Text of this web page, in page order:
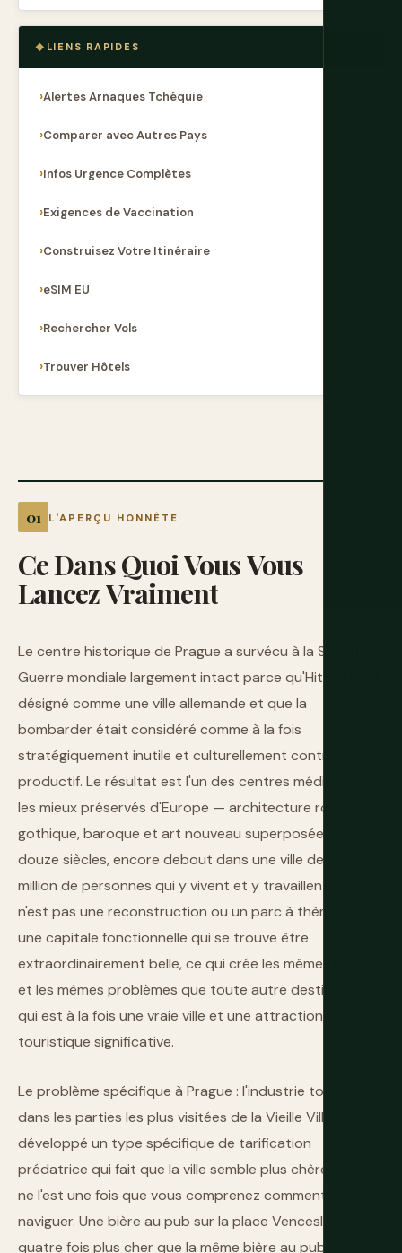
L'APERÇU HONNÊTE
CeDansQuoiVousVous
LancezVraiment
Le centre historique de Prague a survécu à la Seconde
Guerre mondiale largement intact parce qu'Hitler l'avait
désigné comme une ville allemande et que la
bombarder était considéré comme à la fois
stratégiquement inutile et culturellement contre-
productif. Le résultat est l'un des centres médiévaux
les mieux préservés d'Europe — architecture romane,
gothique, baroque et art nouveau superposée sur
douze siècles, encore debout dans une ville de 1,3
million de personnes qui y vivent et y travaillent. Prague
n'est pas une reconstruction ou un parc à thème. C'est
une capitale fonctionnelle qui se trouve être
extraordinairement belle, ce qui crée les mêmes plaisirs
et les mêmes problèmes que toute autre destination
qui est à la fois une vraie ville et une attraction
touristique significative.
Le problème spécifique à Prague : l'industrie touristique
dans les parties les plus visitées de la Vieille Ville a
développé un type spécifique de tarification
prédatrice qui fait que la ville semble plus chère qu'elle
ne l'est une fois que vous comprenez comment la
naviguer. Une bière au pub sur la place Venceslas coûte
quatre fois plus cher que la même bière au pub deux
LIENS RAPIDES
Alertes Arnaques Tchéquie
Comparer avec Autres Pays
Infos Urgence Complètes
Exigences de Vaccination
Construisez Votre Itinéraire
eSIM EU
Rechercher Vols
Trouver Hôtels